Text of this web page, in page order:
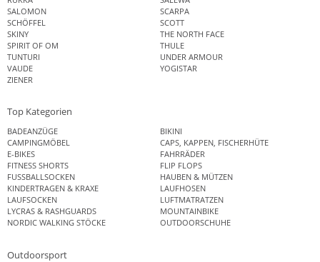
SALOMON
SCARPA
SCHÖFFEL
SCOTT
SKINY
THE NORTH FACE
SPIRIT OF OM
THULE
TUNTURI
UNDER ARMOUR
VAUDE
YOGISTAR
ZIENER
Top Kategorien
BADEANZÜGE
BIKINI
CAMPINGMÖBEL
CAPS, KAPPEN, FISCHERHÜTE
E-BIKES
FAHRRÄDER
FITNESS SHORTS
FLIP FLOPS
FUSSBALLSOCKEN
HAUBEN & MÜTZEN
KINDERTRAGEN & KRAXE
LAUFHOSEN
LAUFSOCKEN
LUFTMATRATZEN
LYCRAS & RASHGUARDS
MOUNTAINBIKE
NORDIC WALKING STÖCKE
OUTDOORSCHUHE
Outdoorsport